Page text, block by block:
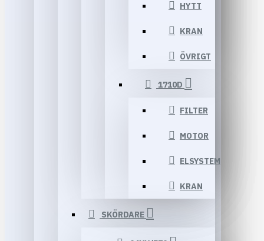
HYTT
KRAN
ÖVRIGT
1710D
FILTER
MOTOR
ELSYSTEM
KRAN
SKÖRDARE